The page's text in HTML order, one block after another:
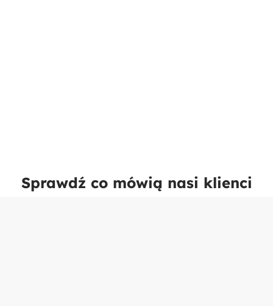
Sprawdź co mówią nasi klienci